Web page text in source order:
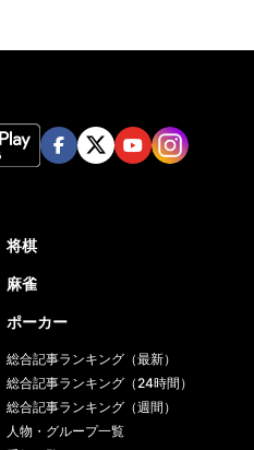
将棋
麻雀
ポーカー
総合記事ランキング（最新）
総合記事ランキング（24時間）
総合記事ランキング（週間）
人物・グループ一覧